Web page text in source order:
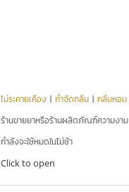
ไม่ระคายเคือง |กำจัดกลิ่น |กลิ่นหอม
ร้านขายยาหรือร้านผลิตภัณฑ์ความงาม
กำลังจะใช้หมดในไม่ช้า
Click to open